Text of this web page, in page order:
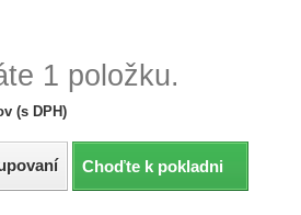
1 položku.
(s DPH)
Choďte k pokladni